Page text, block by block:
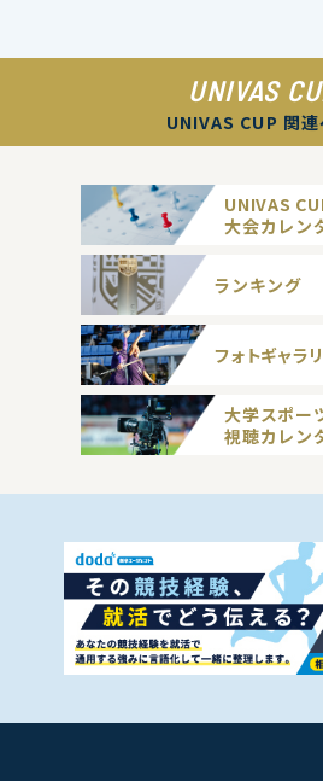
UNIVAS
UNIVAS CUP 関
UNIVAS
大会カレン
ランキング
フォトギャラ
大学スポー
視聴カレン